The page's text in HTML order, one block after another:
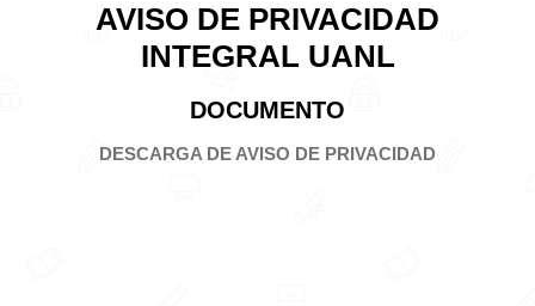
Difusión
Contacto
AVISO DE PRIVACIDAD
INTEGRAL UANL
DOCUMENTO
DESCARGA DE AVISO DE PRIVACIDAD